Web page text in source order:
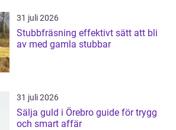
31 juli 2026
Stubbfräsning effektivt sätt att bli
av med gamla stubbar
31 juli 2026
Sälja guld i Örebro guide för trygg
och smart affär